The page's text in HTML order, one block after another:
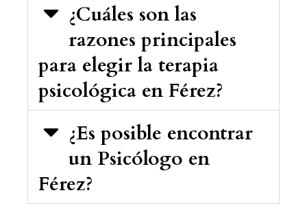
¿Cuáles son las
razones principales
para elegir la terapia
psicológica en Férez?
¿Es posible encontrar
un Psicólogo en
Férez?